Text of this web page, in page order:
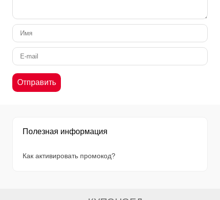
Полезная информация
Как активировать промокод?